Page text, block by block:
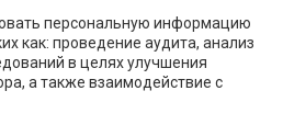
персональную информацию
как: проведение аудита, анализ
в целях улучшения
а также взаимодействие с